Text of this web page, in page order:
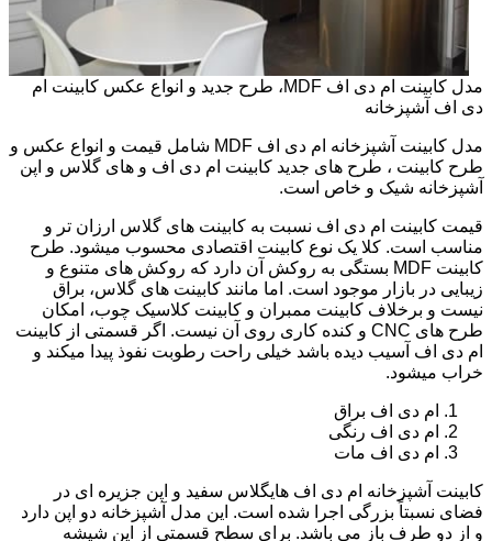
مدل کابینت ام دی اف MDF، طرح جدید و انواع عکس کابینت ام
دی اف آشپزخانه
مدل کابینت آشپزخانه ام دی اف MDF شامل قیمت و انواع عکس و
طرح کابینت ، طرح های جدید کابینت ام دی اف و های گلاس و اپن
آشپزخانه شیک و خاص است.
قیمت کابینت ام دی اف نسبت به کابینت های گلاس ارزان تر و
مناسب است. کلا یک نوع کابینت اقتصادی محسوب میشود. طرح
کابینت MDF بستگی به روکش آن دارد که روکش های متنوع و
زیبایی در بازار موجود است. اما مانند کابینت های گلاس، براق
نیست و برخلاف کابینت ممبران و کابینت کلاسیک چوب، امکان
طرح های CNC و کنده کاری روی آن نیست. اگر قسمتی از کابینت
ام دی اف آسیب دیده باشد خیلی راحت رطوبت نفوذ پیدا میکند و
خراب میشود.
ام دی اف براق
ام دی اف رنگی
ام دی اف مات
کابینت آشپزخانه ام دی اف هایگلاس سفید و اپن جزیره ای در
فضای نسبتاً بزرگی اجرا شده است. این مدل آشپزخانه دو اپن دارد
و از دو طرف باز می باشد. برای سطح قسمتی از اپن شیشه